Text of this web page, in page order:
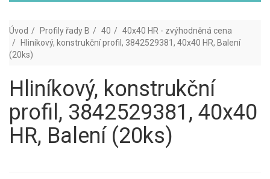
Úvod Profily řady B 40
40x40 HR - zvýhodněná cena
Hliníkový, konstrukční profil, 3842529381, 40x40 HR, Balení
(20ks)
Hliníkový, konstrukční
profil, 3842529381, 40x40
HR, Balení (20ks)